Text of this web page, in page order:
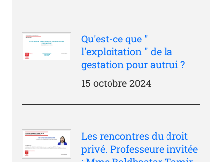
Qu'est-ce que "
l'exploitation " de la
gestation pour autrui ?
15 octobre 2024
Les rencontres du droit
privé. Professeure invitée